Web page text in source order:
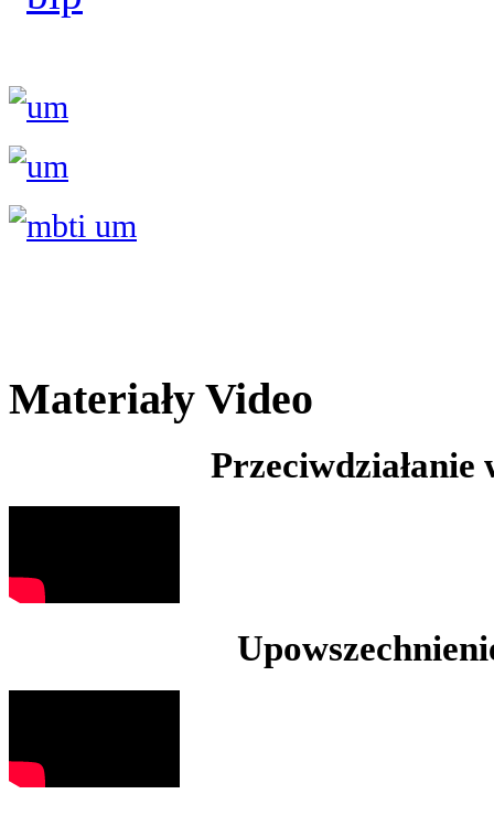
Materiały Video